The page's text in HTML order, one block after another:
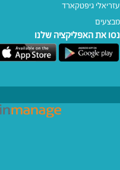
עזריאלי גיפטקארד
מבצעים
נסו את האפליקציה שלנו